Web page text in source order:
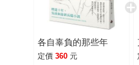
習並非只是興趣，而是認為「
讓我眼睛發光的東西，只要我
家，一路追求夢想、成就精彩
各自辜負的那些年
定價 360 元